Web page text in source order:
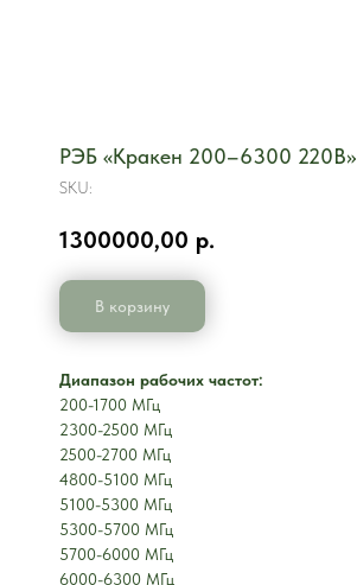
РЭБ «Кракен 200–6300 220В»
SKU:
1300000,00 р.
В корзину
Диапазон рабочих частот:
200-1700 МГц
2300-2500 МГц
2500-2700 МГц
4800-5100 МГц
5100-5300 МГц
5300-5700 МГц
5700-6000 МГц
6000-6300 МГц